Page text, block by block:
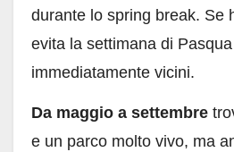
durante lo spring break. Se
evita la settimana di
immediatamente vicini.
Da maggio a settembre
e un parco molto vivo, ma